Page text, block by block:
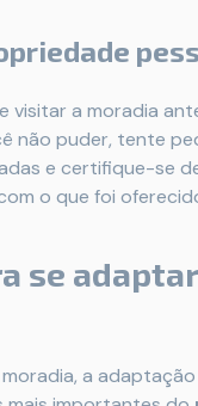
visitar a moradia
não puder, tente
e certifique-se
o que foi
se
a